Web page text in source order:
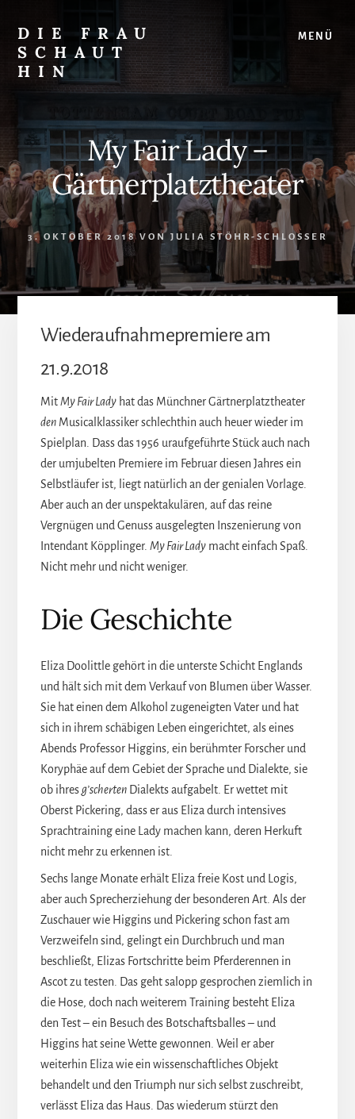
content
Seitenspalte
springen
DIE FRAU
SCHAUT
HIN
Musical
und
überhaupt
MENÜ
My Fair Lady –
Gärtnerplatztheater
3. OKTOBER 2018VON JULIA STÖHR-SCHLOSSER
Wiederaufnahmepremiere am
21.9.2018
MitMy Fair Ladyhat das Münchner Gärtnerplatztheater
denMusicalklassiker schlechthin auch heuer wieder im
Spielplan. Dass das 1956 uraufgeführte Stück auch nach
der umjubelten Premiere im Februar diesen Jahres ein
Selbstläufer ist, liegt natürlich an der genialen Vorlage.
Aber auch an der unspektakulären, auf das reine
Vergnügen und Genuss ausgelegten Inszenierung von
Intendant Köpplinger. My Fair Ladymacht einfach Spaß.
Nicht mehr und nicht weniger.
Die Geschichte
Eliza Doolittle gehört in die unterste Schicht Englands
und hält sich mit dem Verkauf von Blumen über Wasser.
Sie hat einen dem Alkohol zugeneigten Vater und hat
sich in ihrem schäbigen Leben eingerichtet, als eines
Abends Professor Higgins, ein berühmter Forscher und
Koryphäe auf dem Gebiet der Sprache und Dialekte, sie
ob ihresg’schertenDialekts aufgabelt. Er wettet mit
Oberst Pickering, dass er aus Eliza durch intensives
Sprachtraining eine Lady machen kann, deren Herkuft
nicht mehr zu erkennen ist.
Sechs lange Monate erhält Eliza freie Kost und Logis,
aber auch Sprecherziehung der besonderen Art. Als der
Zuschauer wie Higgins und Pickering schon fast am
Verzweifeln sind, gelingt ein Durchbruch und man
beschließt, Elizas Fortschritte beim Pferderennen in
Ascot zu testen. Das geht salopp gesprochen ziemlich in
die Hose, doch nach weiterem Training besteht Eliza
den Test – ein Besuch des Botschaftsballes – und
Higgins hat seine Wette gewonnen. Weil er aber
weiterhin Eliza wie ein wissenschaftliches Objekt
behandelt und den Triumph nur sich selbst zuschreibt,
verlässt Eliza das Haus. Das wiederum stürzt den